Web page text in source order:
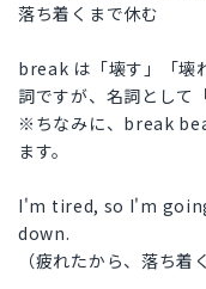
落ち着くまで休む
break は「壊す」「壊
詞ですが、名詞として
※ちなみに、break
ます。
I'm tired, so I'm
down.
（疲れたから、落ち着